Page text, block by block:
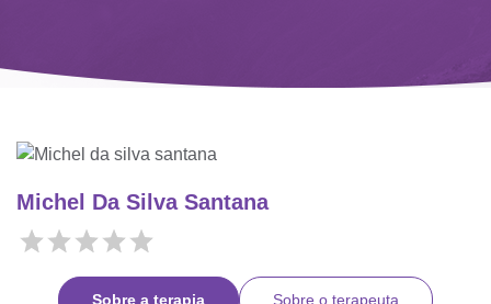
Michel Da Silva Santana
Sobre a terapia Sobre o terapeuta